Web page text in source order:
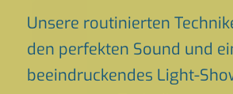
Unsere routinierten
den perfekten Sound und
beeindruckendes Light-